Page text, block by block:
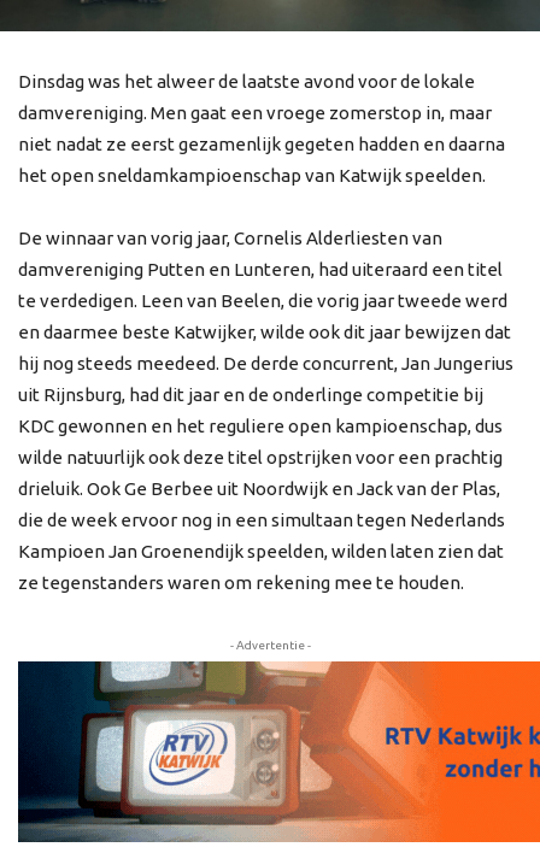
Dinsdag was het alweer de laatste avond voor de lokale
damvereniging. Men gaat een vroege zomerstop in, maar
niet nadat ze eerst gezamenlijk gegeten hadden en daarna
het open sneldamkampioenschap van Katwijk speelden.
De winnaar van vorig jaar, Cornelis Alderliesten van
damvereniging Putten en Lunteren, had uiteraard een titel
te verdedigen. Leen van Beelen, die vorig jaar tweede werd
en daarmee beste Katwijker, wilde ook dit jaar bewijzen dat
hij nog steeds meedeed. De derde concurrent, Jan Jungerius
uit Rijnsburg, had dit jaar en de onderlinge competitie bij
KDC gewonnen en het reguliere open kampioenschap, dus
wilde natuurlijk ook deze titel opstrijken voor een prachtig
drieluik. Ook Ge Berbee uit Noordwijk en Jack van der Plas,
die de week ervoor nog in een simultaan tegen Nederlands
Kampioen Jan Groenendijk speelden, wilden laten zien dat
ze tegenstanders waren om rekening mee te houden.
- Advertentie -